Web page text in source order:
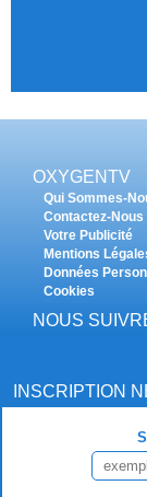
OXYGENTV
Qui Sommes-
Contactez-Nous
Votre Publicité
Mentions
Données
Cookies
NOUS
INSCRIPTION